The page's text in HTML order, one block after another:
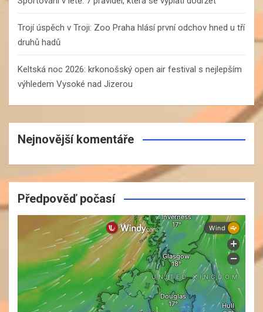
Trojí úspěch v Troji: Zoo Praha hlásí první odchov hned u tří
druhů hadů
Keltská noc 2026: krkonošský open air festival s nejlepším
výhledem Vysoké nad Jizerou
Nejnovější komentáře
Předpověď počasí